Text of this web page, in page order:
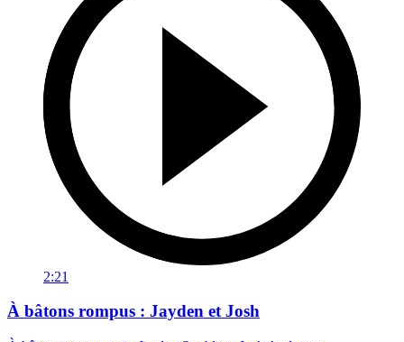
2:21
À bâtons rompus : Jayden et Josh